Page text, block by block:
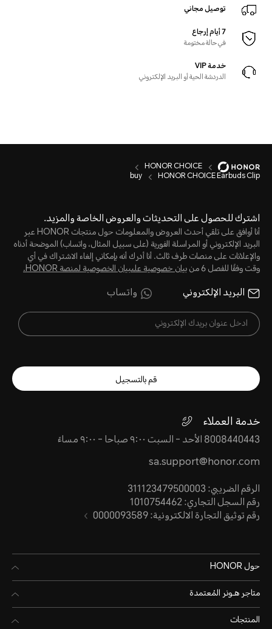
توصيل مجاني
7 أيام إرجاع
في حالة مختومة
خدمة VIP
الدردشة الحية أو البريد الإلكتروني
HONOR CHOICE
HONOR CHOICE Earbuds Clip
buy
اشترك للحصول على التحديثات والعروض الخاصة والمزيد.
أنا أوافق على تلقي أحدث العروض والمعلومات حول منتجات HONOR عبر
البريد الإلكتروني أو المراسلة الفورية (على سبيل المثال، واتساب) الموضحة أدناه
والإعلانات على منصات طرف ثالث. أنا أدرك أنه بإمكاني إلغاء الاشتراك في أي
وقت وفقًا للفصل 6 من
بيان خصوصية علىبيان الخصوصية لمنصة HONOR‬.
البريد الإلكتروني واتساب
قم بالتسجيل
خدمة العملاء
8008440443 الأحد - السبت ٩:٠٠ صباحا - ٩:٠٠ مساءً
sa.support@honor.com
الرقم الضريبي: 311123479500003
رقم السجل التجاري: 1010754462
رقم توثيق التجارة الالكترونية: 0000093589
حول HONOR
متاجر هـونر المُعتمدة
المنتجات